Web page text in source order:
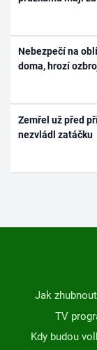
Nebezpečí na
doma, hrozí
Zemřel už před
nezvládl zatáčku
Jak zhubnout
TV
Kdy budou